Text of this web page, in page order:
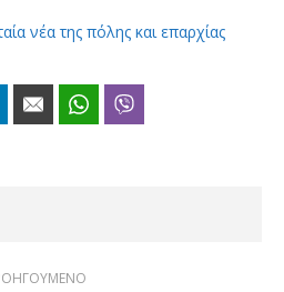
νέα της πόλης και επαρχίας
LinkedIn Email WhatsApp